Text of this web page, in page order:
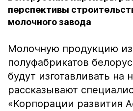
перспективы
молочного завода
Молочную продукцию из
полуфабрикатов
будут изготавливать на
рассказывают
«Корпорации развития